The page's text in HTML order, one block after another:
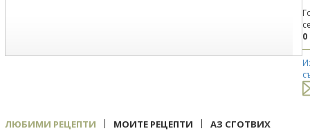
0
ЛЮБИМИ РЕЦЕПТИ | МОИТЕ РЕЦЕПТИ | АЗ СГОТВИХ